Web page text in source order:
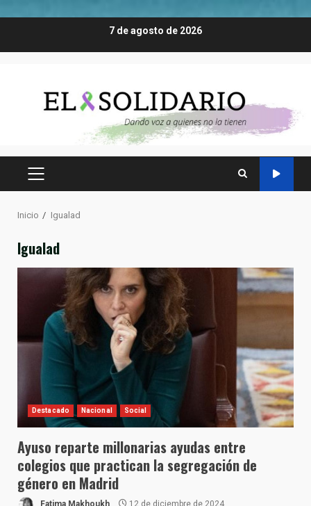
7 de agosto de 2026
MENÚ
Inicio Igualad
Igualad
Destacado Nacional Social
Ayuso reparte millonarias ayudas entre
colegios que practican la segregación de
género en Madrid
Fatima Makhoukh 12 de diciembre de 2024